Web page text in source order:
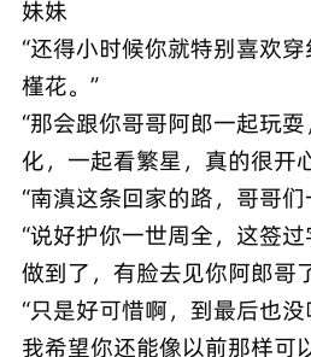
妹妹
“还得小时候你就特别喜欢
槿花。”
“那会跟你哥哥阿郎一起玩
化，一起看繁星，真的很开
“南滇这条回家的路，哥哥
“说好护你一世周全，这签
做到了，有脸去见你阿郎哥
“只是好可惜啊，到最后也
我希望你还能像以前那样可